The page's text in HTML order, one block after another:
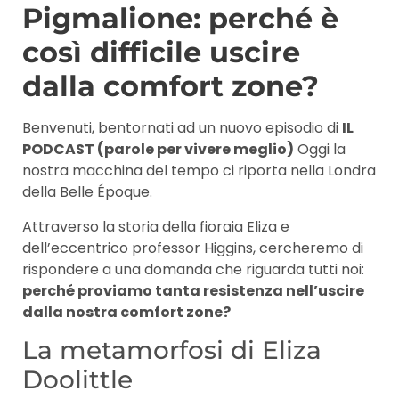
Pigmalione: perché è
così difficile uscire
dalla comfort zone?
Benvenuti, bentornati ad un nuovo episodio di IL
PODCAST (parole per vivere meglio) Oggi la
nostra macchina del tempo ci riporta nella Londra
della Belle Époque.
Attraverso la storia della fioraia Eliza e
dell’eccentrico professor Higgins, cercheremo di
rispondere a una domanda che riguarda tutti noi:
perché proviamo tanta resistenza nell’uscire
dalla nostra comfort zone?
La metamorfosi di Eliza
Doolittle